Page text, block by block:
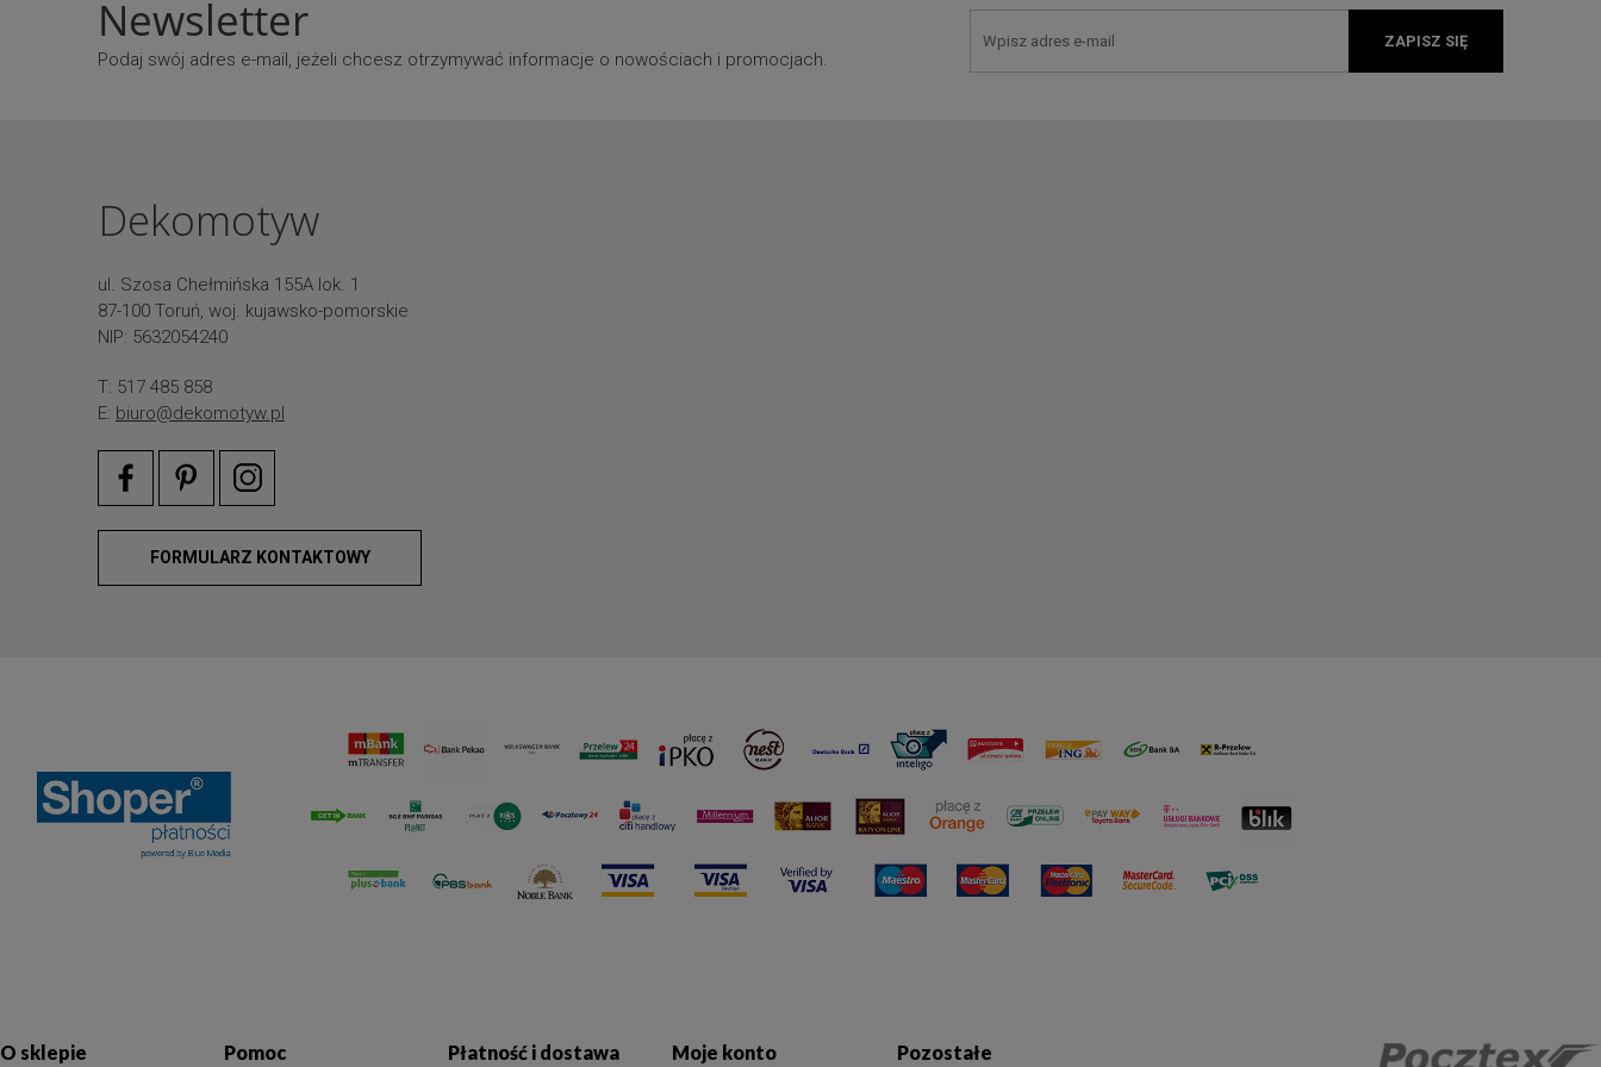
Newsletter
Podaj swój adres e-mail, jeżeli chcesz otrzymywać informacje o nowościach i promocjach.
ZAPISZ SIĘ
Dekomotyw
ul. Szosa Chełmińska 155A lok. 1
87-100 Toruń, woj. kujawsko-pomorskie
NIP: 5632054240
T: 517 485 858
E: biuro@dekomotyw.pl
FORMULARZ KONTAKTOWY
O sklepie Pomoc Płatność i dostawa Moje konto Pozostałe